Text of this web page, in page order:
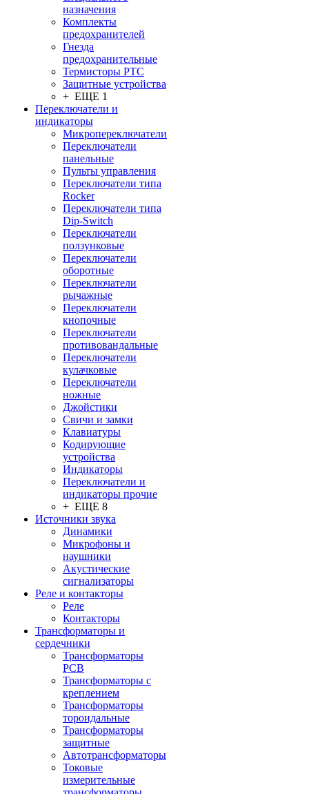
назначения
Комплекты
предохранителей
Гнезда
предохранительные
Термисторы PTC
Защитные устройства
+ ЕЩЕ 1
Переключатели и
индикаторы
Микропереключатели
Переключатели
панельные
Пульты управления
Переключатели типа
Rocker
Переключатели типа
Dip-Switch
Переключатели
ползунковые
Переключатели
оборотные
Переключатели
рычажные
Переключатели
кнопочные
Переключатели
противовандальные
Переключатели
кулачковые
Переключатели
ножные
Джойстики
Свичи и замки
Клавиатуры
Кодирующие
устройства
Индикаторы
Переключатели и
индикаторы прочие
+ ЕЩЕ 8
Источники звука
Динамики
Микрофоны и
наушники
Акустические
сигнализаторы
Реле и контакторы
Реле
Контакторы
Трансформаторы и
сердечники
Трансформаторы
PCB
Трансформаторы с
креплением
Трансформаторы
тороидальные
Трансформаторы
защитные
Автотрансформаторы
Токовые
измерительные